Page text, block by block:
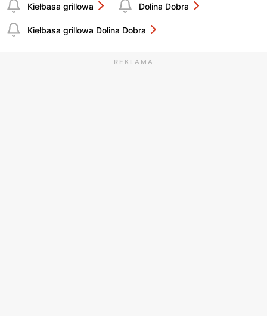
Kiełbasa grillowa Dolina Dobra
Kiełbasa grillowa Dolina Dobra
REKLAMA